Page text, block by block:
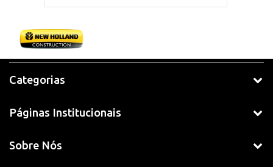
Categorias
Páginas Institucionais
Sobre Nós